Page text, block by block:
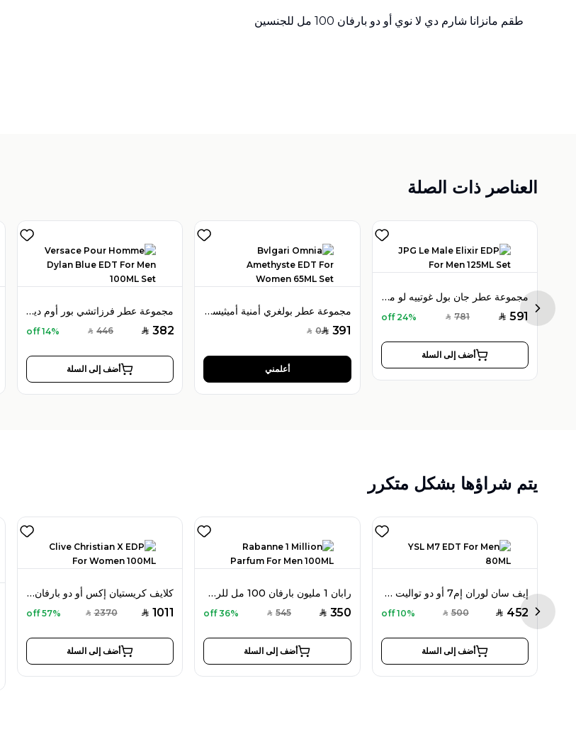
طقم مانزانا شارم دي لا نوي أو دو بارفان 100 مل للجنسين
العناصر ذات الصلة
مجموعة عطر فرزاتشي بور أوم ديلان بلو أو دو تواليت 100 مل للرجال
SAR 382
SAR 446
14% off
أضف إلى السلة
مجموعة عطر بولغري أمنية أميثيست أو دو تواليت 65 مل للنساء
SAR 391
SAR 0
أعلمني
مجموعة عطر جان بول غوتييه لو ميل إكسير أو دو بارفان 125 مل للرجال
SAR 591
SAR 781
24% off
أضف إلى السلة
Next
يتم شراؤها بشكل متكرر
كلايف كريستيان إكس أو دو بارفان 100 مل للنساء
SAR 1011
SAR 2370
57% off
أضف إلى السلة
رابان 1 مليون بارفان 100 مل للرجال
SAR 350
SAR 545
36% off
أضف إلى السلة
إيف سان لوران إم7 أو دو تواليت 80 مل للرجال
SAR 452
SAR 500
10% off
أضف إلى السلة
Next